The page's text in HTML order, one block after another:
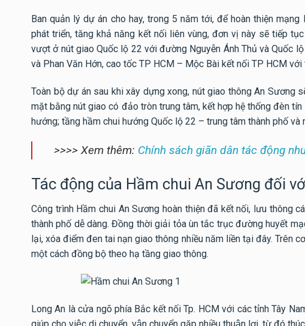
Ban quản lý dự án cho hay, trong 5 năm tới, để hoàn thiện
phát triển, tăng khả năng kết nối liên vùng, đơn vị này sẽ tiếp
vượt ở nút giao Quốc lộ 22 với đường Nguyễn Ánh Thủ và Quốc
và Phan Văn Hớn, cao tốc TP HCM – Mộc Bài kết nối TP HCM với
Toàn bộ dự án sau khi xây dựng xong, nút giao thông An
mặt bằng nút giao có đảo tròn trung tâm, kết hợp hệ thống đèn
hướng; tầng hầm chui hướng Quốc lộ 22 – trung tâm thành phố và
>>>> Xem thêm: Chính sách giãn dân tác động
Tác động của Hầm chui An Sương đối
Công trình Hầm chui An Sương hoàn thiện đã kết nối, lưu thông
thành phố dễ dàng. Đồng thời giải tỏa ùn tắc trục đường huyết
lại, xóa điểm đen tai nạn giao thông nhiều năm liền tại đây. Trên
một cách đồng bộ theo hạ tầng giao thông.
Long An là cửa ngõ phía Bắc kết nối Tp. HCM với các tỉnh Tây